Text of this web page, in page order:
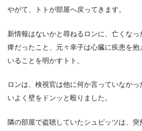
やがて、トトが部屋へ戻ってきます。
新情報はないかと尋ねるロンに、亡くな
痺だったこと、元々幸子は心臓に疾患を
いることを明かすトト。
ロンは、検視官は他に何か言っていなか
いよく壁をドンッと殴りました。
隣の部屋で盗聴していたシュピッツは、